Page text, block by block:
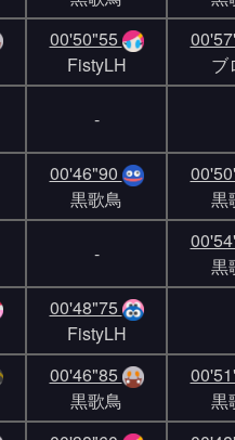
00'50"55
FistyLH
ブ
-
00'46"90
黒歌鳥
黒
-
黒
00'48"75
FistyLH
00'46"85
黒歌鳥
黒